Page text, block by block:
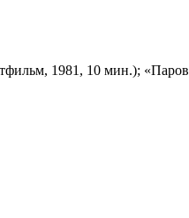
1981, 10 мин.);